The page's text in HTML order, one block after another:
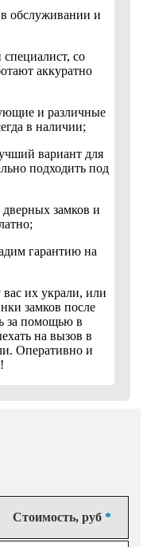
обслуживании и
со
аккуратно
и различные
в наличии;
вариант для
подходить под
замков и
гарантию на
их украли, или
замков после
за помощью в
на вызов в
Оперативно и
Стоимость, руб *